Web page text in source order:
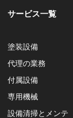
サービス一覧
塗装設備
代理の業務
付属設備
専用機械
設備清掃とメンテ